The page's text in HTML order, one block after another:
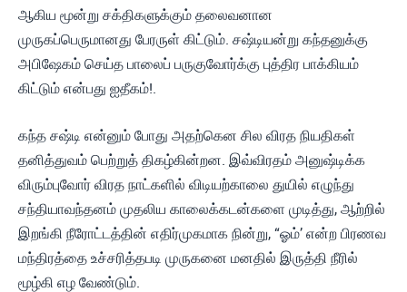
ஆகிய மூன்று சக்திகளுக்கும் தலைவனான
முருகப்பெருமானது பேரருள் கிட்டும். சஷ்டியன்று கந்தனுக்கு
அபிஷேகம் செய்த பாலைப் பருகுவோர்க்கு புத்திர பாக்கியம்
கிட்டும் என்பது ஐதீகம்!.
கந்த சஷ்டி என்னும் போது அதற்கென சில விரத நியதிகள்
தனித்துவம் பெற்றுத் திகழ்கின்றன. இவ்விரதம் அனுஷ்டிக்க
விரும்புவோர் விரத நாட்களில் விடியற்காலை துயில் எழுந்து
சந்தியாவந்தனம் முதலிய காலைக்கடன்களை முடித்து, ஆற்றில்
இறங்கி நீரோட்டத்தின் எதிர்முகமாக நின்று, “ஓம்’ என்ற பிரணவ
மந்திரத்தை உச்சரித்தபடி முருகனை மனதில் இருத்தி நீரில்
மூழ்கி எழ வேண்டும்.